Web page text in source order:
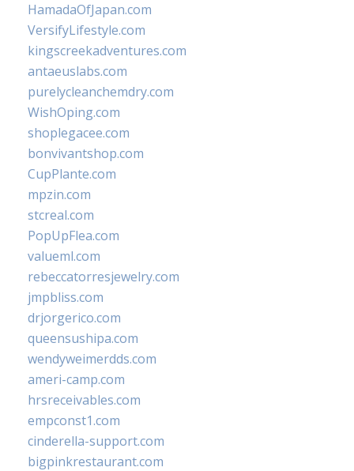
HamadaOfJapan.com
VersifyLifestyle.com
kingscreekadventures.com
antaeuslabs.com
purelycleanchemdry.com
WishOping.com
shoplegacee.com
bonvivantshop.com
CupPlante.com
mpzin.com
stcreal.com
PopUpFlea.com
valueml.com
rebeccatorresjewelry.com
jmpbliss.com
drjorgerico.com
queensushipa.com
wendyweimerdds.com
ameri-camp.com
hrsreceivables.com
empconst1.com
cinderella-support.com
bigpinkrestaurant.com